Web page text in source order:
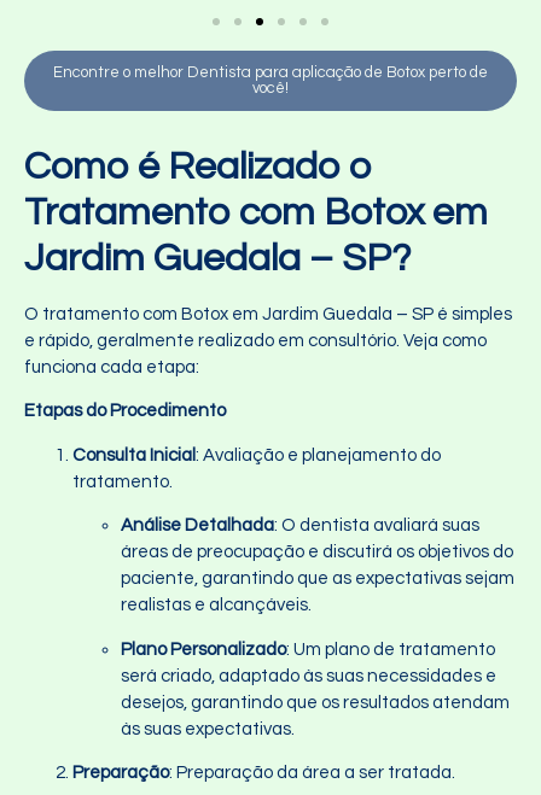
Encontre o melhor Dentista para aplicação de Botox perto de
você!
Como é Realizado o
Tratamento com Botox em
Jardim Guedala – SP?
O tratamento com Botox em Jardim Guedala – SP é simples
e rápido, geralmente realizado em consultório. Veja como
funciona cada etapa:
Etapas do Procedimento
Consulta Inicial : Avaliação e planejamento do
tratamento.
Análise Detalhada: O dentista avaliará suas
áreas de preocupação e discutirá os objetivos do
paciente, garantindo que as expectativas sejam
realistas e alcançáveis.
Plano Personalizado: Um plano de tratamento
será criado, adaptado às suas necessidades e
desejos, garantindo que os resultados atendam
às suas expectativas.
Preparação: Preparação da área a ser tratada.